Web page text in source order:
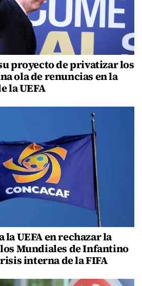
proyecto de privatizar los
ola de renuncias en la
la UEFA
la UEFA en rechazar la
Mundiales de Infantino
interna de la FIFA